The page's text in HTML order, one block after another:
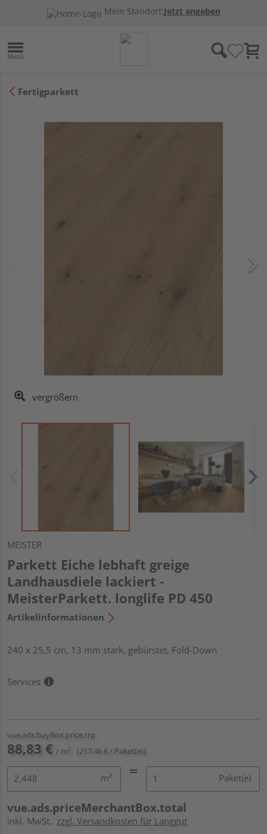
Mein Standort:Jetzt angeben
Fertigparkett
vergrößern
MEISTER
Parkett Eiche lebhaft greige
Landhausdiele lackiert -
MeisterParkett. longlife PD 450
Artikelinformationen
240 x 25,5 cm, 13 mm stark, gebürstet, Fold-Down
Services
vue.ads.buyBox.price.rrp
88,83 € / m² (217,46 € / Paket(e))
m² Paket(e)
vue.ads.priceMerchantBox.total
inkl. MwSt. zzgl. Versandkosten für Langgut